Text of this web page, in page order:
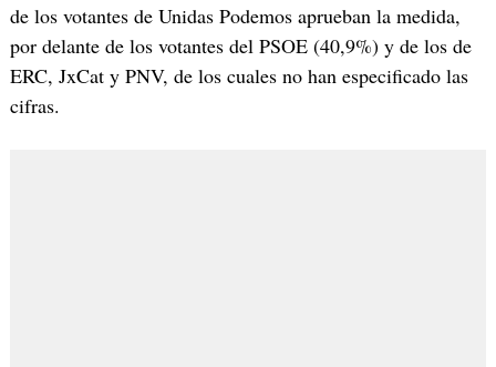
de los votantes de Unidas Podemos aprueban la medida,
por delante de los votantes del PSOE (40,9%) y de los de
ERC, JxCat y PNV, de los cuales no han especificado las
cifras.